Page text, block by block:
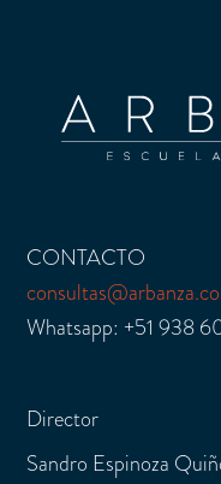
CONTACTO
Whatsapp: +51 938
Director
Sandro Espinoza